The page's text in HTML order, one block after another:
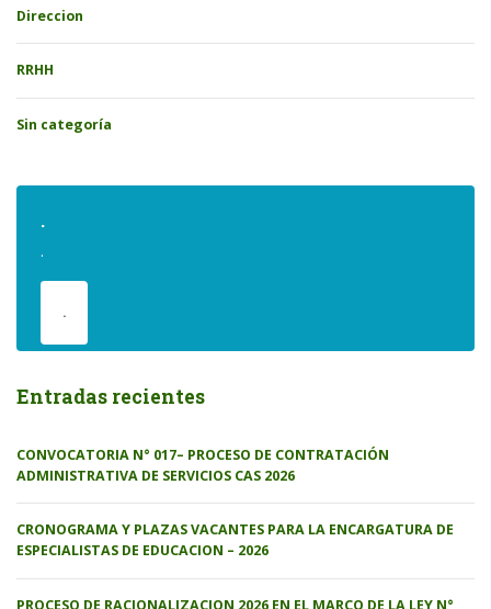
Direccion
RRHH
Sin categoría
.
.
.
Entradas recientes
CONVOCATORIA N° 017– PROCESO DE CONTRATACIÓN
ADMINISTRATIVA DE SERVICIOS CAS 2026
CRONOGRAMA Y PLAZAS VACANTES PARA LA ENCARGATURA DE
ESPECIALISTAS DE EDUCACION – 2026
PROCESO DE RACIONALIZACION 2026 EN EL MARCO DE LA LEY N°